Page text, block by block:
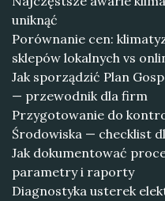
uniknąć
Porównanie cen:
sklepów lokalnych vs
Jak sporządzić Plan
— przewodnik dla firm
Przygotowanie do
Środowiska — checklist
Jak dokumentować
parametry i raporty
Diagnostyka usterek